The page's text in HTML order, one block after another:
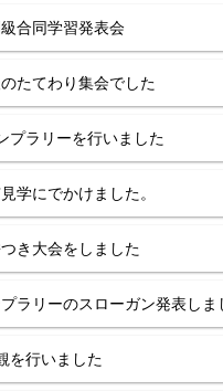
合同学習発表会
たてわり集会でした
ラリーを行いました
学にでかけました。
き大会をしました
ラリーのスローガン発表しま
を行いました